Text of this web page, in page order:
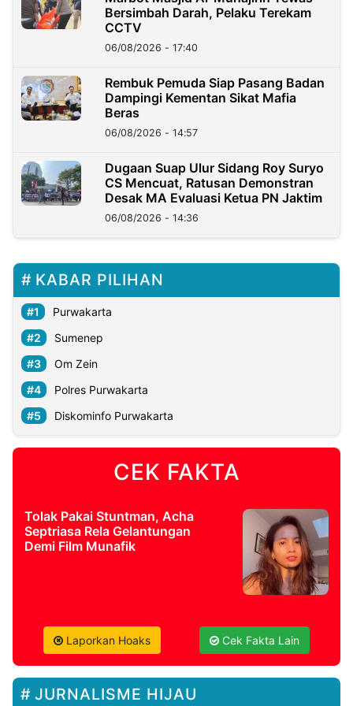
Bersimbah Darah, Pelaku Terekam
CCTV
06/08/2026 - 17:40
Rembuk Pemuda Siap Pasang Badan
Dampingi Kementan Sikat Mafia
Beras
06/08/2026 - 14:57
Dugaan Suap Ulur Sidang Roy Suryo
CS Mencuat, Ratusan Demonstran
Desak MA Evaluasi Ketua PN Jaktim
06/08/2026 - 14:36
KABAR PILIHAN
Purwakarta
Sumenep
Om Zein
Polres Purwakarta
Diskominfo Purwakarta
CEK FAKTA
Tolak Pakai Stuntman, Acha
Septriasa Rela Gelantungan
Demi Film Munafik
Laporkan Hoaks Cek Fakta Lain
JURNALISME HIJAU